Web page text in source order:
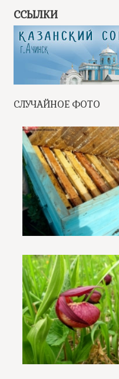
ССЫЛКИ
СЛУЧАЙНОЕ ФОТО